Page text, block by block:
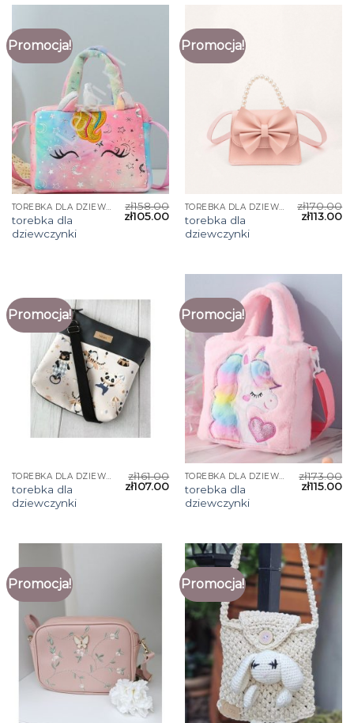
Promocja!
torebka dla
dziewczynki
zł158.00
zł105.00
Promocja!
torebka dla
dziewczynki
zł170.00
zł113.00
Promocja!
TOREBKA DLA DZIEWCZYNKI
torebka dla
dziewczynki
zł161.00
zł107.00
Promocja!
TOREBKA DLA DZIEWCZYNKI
torebka dla
dziewczynki
zł173.00
zł115.00
Promocja! Promocja!